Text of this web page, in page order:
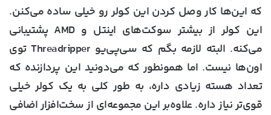
که این‌ها کار وصل کردن این کولر رو خیلی ساده می‌کنن.
این کولر از بیشتر سوکت‌های اینتل و AMD پشتیبانی
می‌کنه. البته لازمه بگم که سی‌پی‌یو Threadripper توی
اون‌ها نیست. اما همونطور که می‌دونید این پردازنده که
تعداد هسته زیادی داره، به طور کلی به یک کولر خیلی
قوی‌تر نیاز داره. علاوه‌بر این مجموعه‌ای از سخت‌افزار اضافی